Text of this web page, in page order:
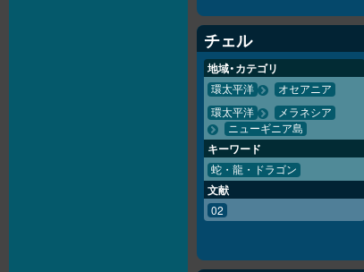
チェル
地域・カテゴリ
環太平洋
オセアニア
環太平洋
メラネシア
ニューギニア島
キーワード
蛇・龍・ドラゴン
文献
02